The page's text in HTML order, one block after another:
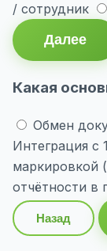
/ сотрудник
Далее
Какая
Обмен
Интеграция с
маркировкой
отчётности в
Назад